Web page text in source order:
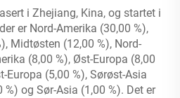
i Zhejiang, Kina, og startet i
er Nord-Amerika (30,00 %),
Midtøsten (12,00 %), Nord-
(8,00 %), Øst-Europa (8,00
Europa (5,00 %), Sørøst-Asia
%) og Sør-Asia (1,00 %). Det er